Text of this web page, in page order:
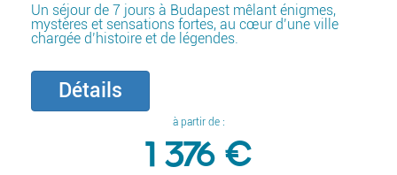
Un séjour de 7 jours à Budapest mêlant énigmes,
mystères et sensations fortes, au cœur d’une ville
chargée d’histoire et de légendes.
Détails
à partir de :
1 376 €